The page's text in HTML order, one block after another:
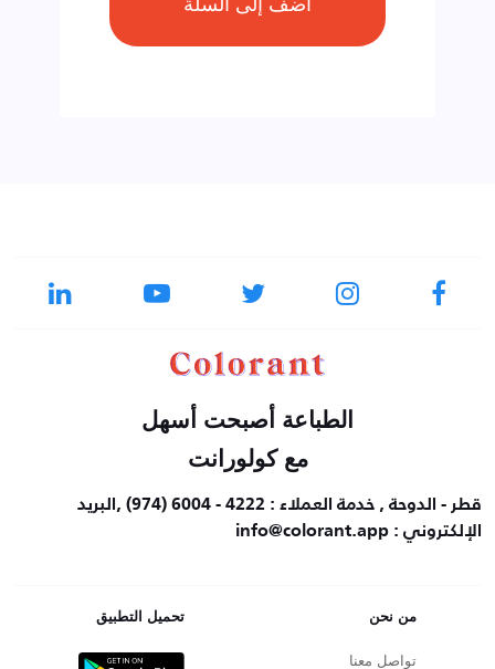
الطباعة أصبحت أسهل
مع كولورانت
قطر - الدوحة , خدمة العملاء : 4222 - 6004 (974) ,البريد
الإلكتروني : info@colorant.app
من نحن
تواصل معنا
تحميل التطبيق